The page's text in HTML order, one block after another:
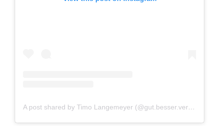
A post shared by Timo Langemeyer (@gut.besser.vermesser)